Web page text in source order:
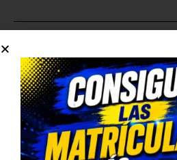
consolidar al equipo como un
1 2025. Con mejoras en
diseño, y el liderazgo deFernando
escudería británica espera dar un
Si las expectativas se cumplen,
temporada histórica para Aston